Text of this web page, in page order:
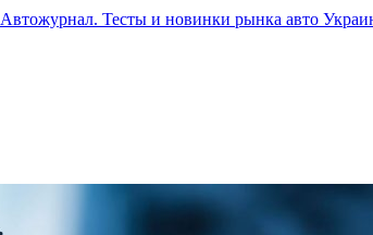
Автожурнал. Тесты и новинки рынка авто